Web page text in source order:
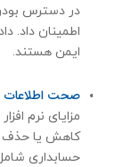
در دسترس
اطمینان داد.
ایمن هستند.
صحت اطلاعات
مزایای نرم
کاهش یا حذف
حسابداری